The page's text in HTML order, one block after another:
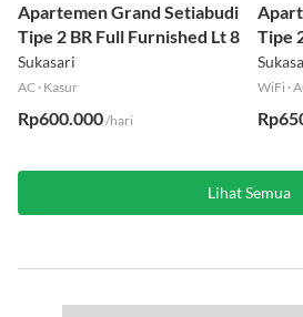
Apartemen Grand Setiabudi
Tipe 2 BR Full Furnished Lt 8
Sukasari
AC · Kasur
Rp600.000/hari
Tipe
19
WiFi ·
Lihat Semua